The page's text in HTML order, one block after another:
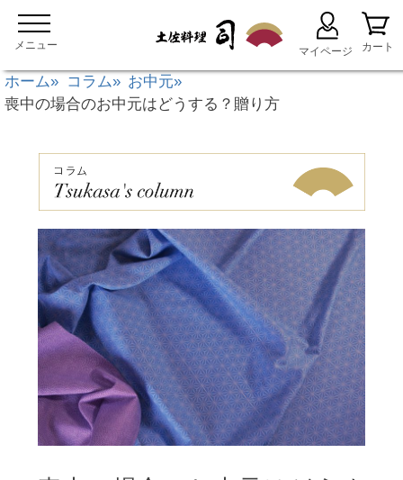
ホーム コラム
お中元
喪中の場合のお中元はどうする？贈り方